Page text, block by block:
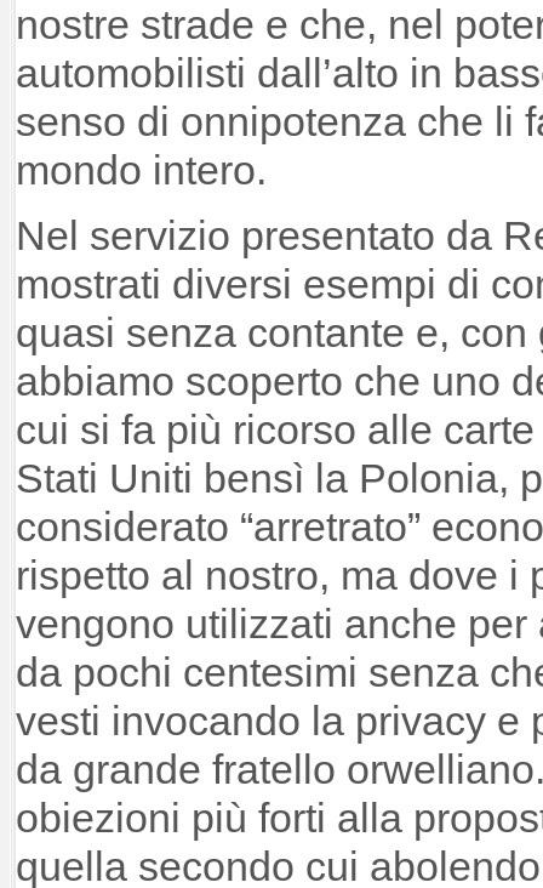
nostre strade e che, nel
automobilisti dall’alto in
senso di onnipotenza che li
mondo intero.
Nel servizio presentato da
mostrati diversi esempi di
quasi senza contante e,
abbiamo scoperto che uno
cui si fa più ricorso alle
Stati Uniti bensì la Polonia,
considerato “arretrato”
rispetto al nostro, ma dove i
vengono utilizzati anche
da pochi centesimi senza
vesti invocando la privacy e
da grande fratello
obiezioni più forti alla
quella secondo cui